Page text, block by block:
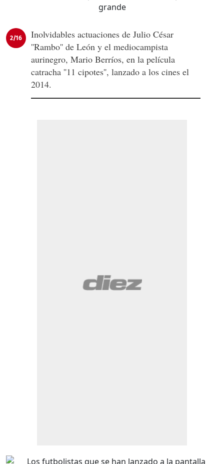
2/16
Inolvidables actuaciones de Julio César
''Rambo'' de León y el mediocampista
aurinegro, Mario Berríos, en la película
catracha ''11 cipotes'', lanzado a los cines el
2014.